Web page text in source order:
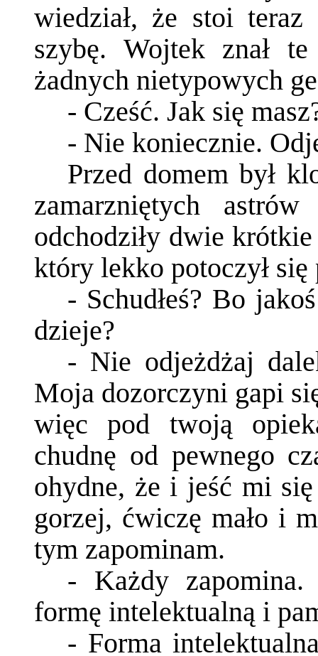
wiedział, że stoi
szybę. Wojtek znał
żadnych nietypowych
- Cześć. Jak się
- Nie koniecznie.
Przed domem był
zamarzniętych
odchodziły dwie
który lekko potoczył się
- Schudłeś? Bo
dzieje?
- Nie odjeżdżaj
Moja dozorczyni gapi
więc pod twoją
chudnę od pewnego
ohydne, że i jeść mi
gorzej, ćwiczę mało i
tym zapominam.
- Każdy
formę intelektualną i
- Forma